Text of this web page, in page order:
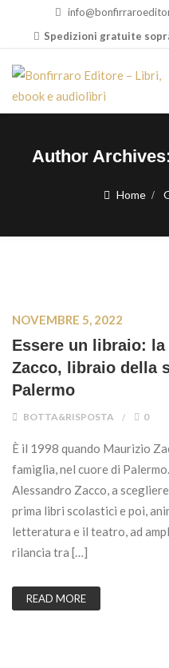
Spedizioni gratuite
Author
Home
NOVEMBRE 5, 2022
Essere un libraio:
Zacco, libraio della
Palermo
BOTTA&RISPOSTA 0
È il 1998 quando Maurizio
famiglia, nel cuore di
Alessandro Zacco, a
prima libri scolastici e poi,
letteratura e il teatro, ad
rilancia tra […]
READ MORE